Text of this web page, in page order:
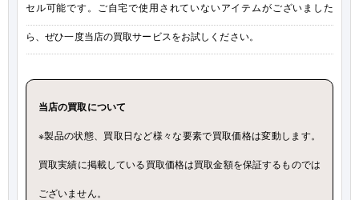
セル可能です。ご自宅で使用されていないアイテムがございました
ら、ぜひ一度当店の買取サービスをお試しください。
当店の買取について
※製品の状態、買取日など様々な要素で買取価格は変動します。
買取実績に掲載している買取価格は買取金額を保証するものでは
ございません。